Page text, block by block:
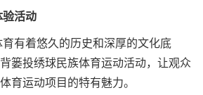
验活动
有着悠久的历史和深厚的文化底
篓投绣球民族体育运动活动，让观众
育运动项目的特有魅力。